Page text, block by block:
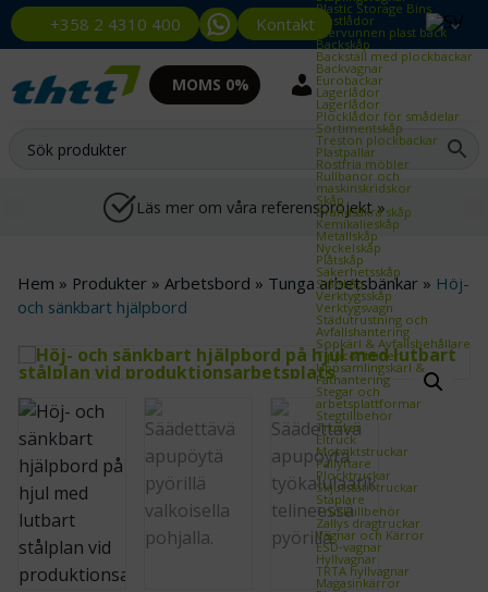
+358 2 4310 400 Kontakt
Plastic Storage Bins
Plastlådor
Återvunnen plast back
Backskåp
Backställ med plockbackar
Backvagnar
Eurobackar
Lagerlådor
Lagerlådor
Plocklådor för smådelar
Sortimentskåp
Treston plockbackar
Plastpallar
Rostfria möbler
Rullbanor och
maskinskridskor
Skåp
Brandsäkra skåp
Kemikalieskåp
Metallskåp
Nyckelskåp
Plåtskåp
Säkerhetsskåp
Stålskåp
Verktygsskåp
Verktygsvagn
Städutrustning och
Avfallshantering
Sopkärl & Avfallsbehållare
Tippcontainer
Uppsamlingskärl &
Fathantering
Stegar och
arbetsplattformar
Stegtillbehör
Truckar
Eltruck
Motviktstruckar
Pallyftare
Plocktruckar
Skjutstativtruckar
Staplare
Trucktillbehör
Zallys dragtruckar
Vagnar och Kärror
ESD‑vagnar
Hyllvagnar
TRTA hyllvagnar
Magasinkärror
MOMS 0%
Läs mer om våra referensprojekt »
Hem » Produkter » Arbetsbord » Tunga arbetsbänkar » Höj-
och sänkbart hjälpbord